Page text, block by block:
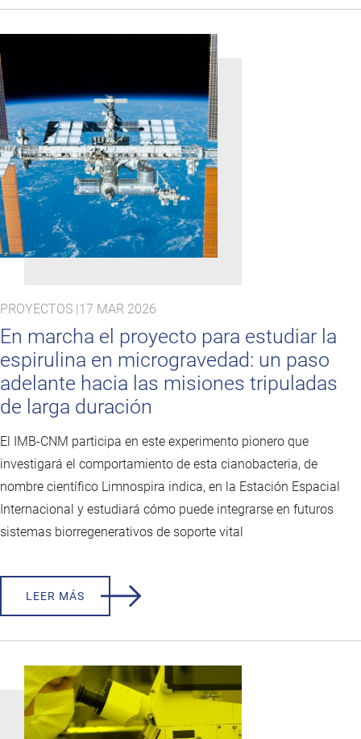
PROYECTOS |17 MAR 2026
En marcha el proyecto para estudiar la
espirulina en microgravedad: un paso
adelante hacia las misiones tripuladas
de larga duración
El IMB-CNM participa en este experimento pionero que
investigará el comportamiento de esta cianobacteria, de
nombre científico Limnospira indica, en la Estación Espacial
Internacional y estudiará cómo puede integrarse en futuros
sistemas biorregenerativos de soporte vital
LEER MÁS